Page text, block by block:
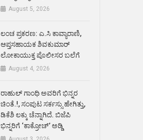
August 5, 2026
ಲಂಚ ಪ್ರಕರಣ: ಎ.ಸಿ ಕಾವ್ಯಾರಾಣಿ,
ಆಪ್ತಸಹಾಯಕ ಶಿವಕುಮಾರ್‌
ಲೋಕಾಯುಕ್ತ ಪೊಲೀಸರ ಬಲೆಗೆ
August 4, 2026
ರಾಹುಲ್ ಗಾಂಧಿ ಅವರಿಗೆ ಭಿನ್ನರ
ಚಿಂತೆ.!, ಸಂಪುಟ ಸರ್ಕಸ್ಸು ಹೇಗಿತ್ತು,
ಡಿಕೆಶಿ ಲಕ್ಕು ಚೆನ್ನಾಗಿದೆ. ಬಿಜೆಪಿ
ಭಿನ್ನರಿಗೆ ‘ಕಾಕ್ರೋಚ್’ ಅಡ್ಡಿ